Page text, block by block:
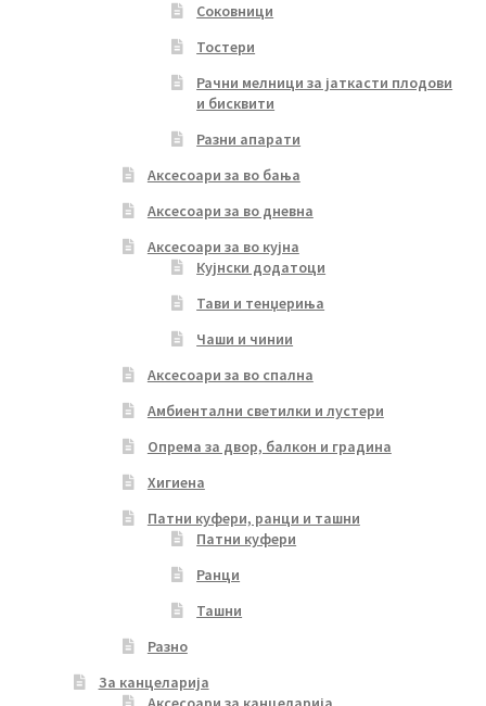
Соковници
Тостери
Рачни мелници за јаткасти плодови
и бисквити
Разни апарати
Аксесоари за во бања
Аксесоари за во дневна
Аксесоари за во кујна
Кујнски додатоци
Тави и тенџериња
Чаши и чинии
Аксесоари за во спална
Амбиентални светилки и лустери
Опрема за двор, балкон и градина
Хигиена
Патни куфери, ранци и ташни
Патни куфери
Ранци
Ташни
Разно
За канцеларија